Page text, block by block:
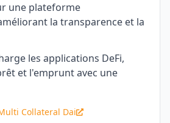
une plateforme
la transparence et la
les applications DeFi,
et l'emprunt avec une
Collateral Dai